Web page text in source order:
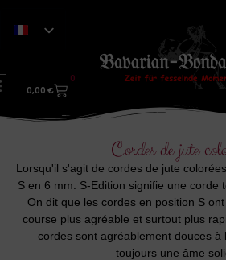
0,00 €
0
Cordes de jute
Lorsqu'il s'agit de cordes de jute
S en 6 mm. S-Edition signifie une corde
On dit que les cordes en position S
course plus agréable et surtout plus
cordes sont agréablement douces à
toujours une âme